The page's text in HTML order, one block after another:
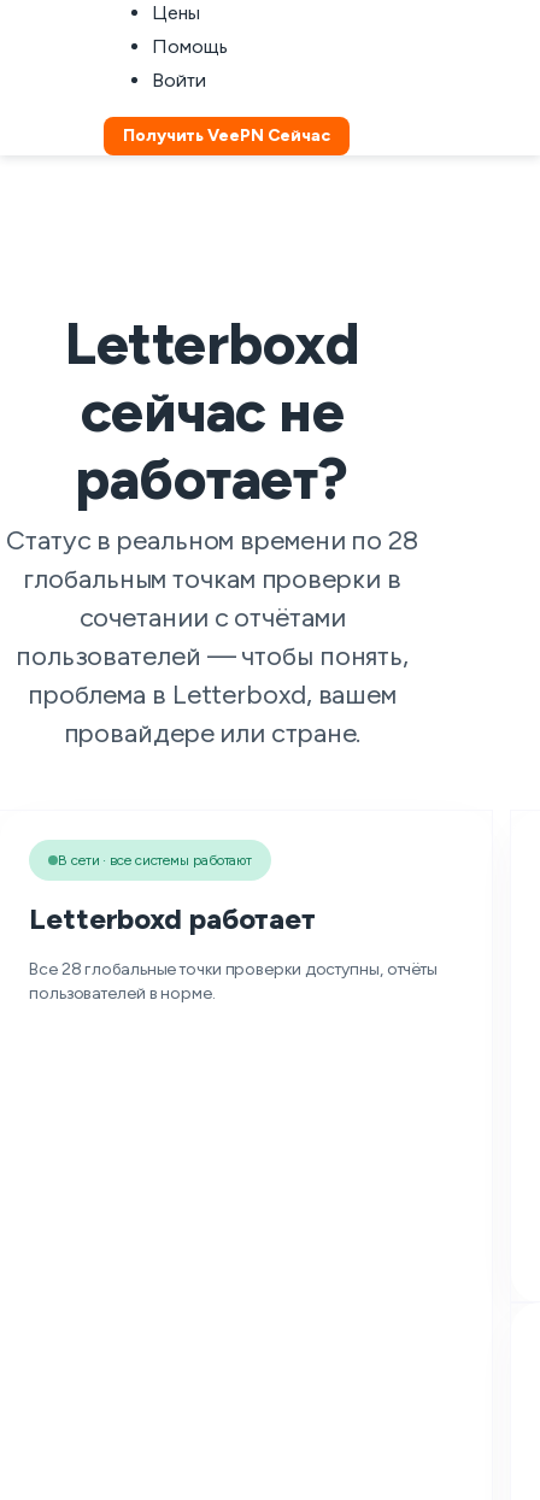
Цены
Помощь
Войти
Получить VeePN Сейчас
Letterboxd
сейчас не
работает?
Статус в реальном времени по 28
глобальным точкам проверки в
сочетании с отчётами
пользователей — чтобы понять,
проблема в Letterboxd, вашем
провайдере или стране.
В сети · все системы работают
Letterboxd работает
Все 28 глобальные точки проверки доступны, отчёты
пользователей в норме.